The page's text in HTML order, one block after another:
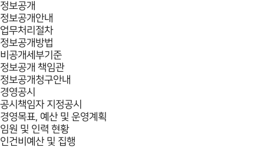
정보공개
정보공개안내
업무처리절차
정보공개방법
비공개세부기준
정보공개 책임관
정보공개청구안내
경영공시
공시책임자 지정공시
경영목표, 예산 및 운영계획
임원 및 인력 현황
인건비예산 및 집행